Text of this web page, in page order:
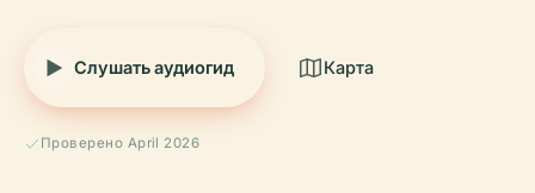
Слушать аудиогид Карта
Проверено April 2026